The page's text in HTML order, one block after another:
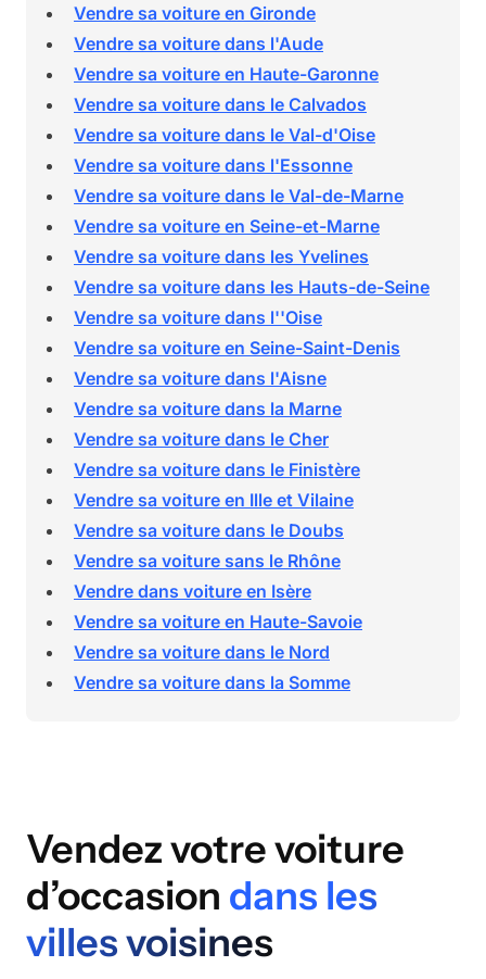
Vendre sa voiture en Gironde
Vendre sa voiture dans l'Aude
Vendre sa voiture en Haute-Garonne
Vendre sa voiture dans le Calvados
Vendre sa voiture dans le Val-d'Oise
Vendre sa voiture dans l'Essonne
Vendre sa voiture dans le Val-de-Marne
Vendre sa voiture en Seine-et-Marne
Vendre sa voiture dans les Yvelines
Vendre sa voiture dans les Hauts-de-Seine
Vendre sa voiture dans l''Oise
Vendre sa voiture en Seine-Saint-Denis
Vendre sa voiture dans l'Aisne
Vendre sa voiture dans la Marne
Vendre sa voiture dans le Cher
Vendre sa voiture dans le Finistère
Vendre sa voiture en Ille et Vilaine
Vendre sa voiture dans le Doubs
Vendre sa voiture sans le Rhône
Vendre dans voiture en Isère
Vendre sa voiture en Haute-Savoie
Vendre sa voiture dans le Nord
Vendre sa voiture dans la Somme
Vendez votre voiture
d’occasion dans les
villes voisines